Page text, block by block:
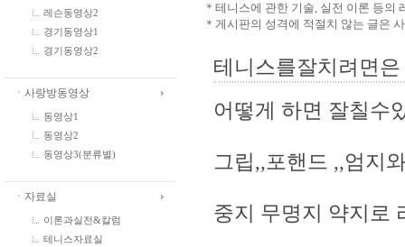
레슨동영상2
경기동영상1
경기동영상2
ㆍ사랑방동영상
동영상1
동영상2
동영상3(분류별)
ㆍ자료실
이론과실전&칼럼
테니스자료실
＊테니스에 관한 기술, 실전 이론 등의
＊게시판의 성격에 적절치 않는 글은
테니스를잘치려면
어떻게 하면 잘칠수
그립,,포핸드 ,,엄지
중지 무명지 약지로